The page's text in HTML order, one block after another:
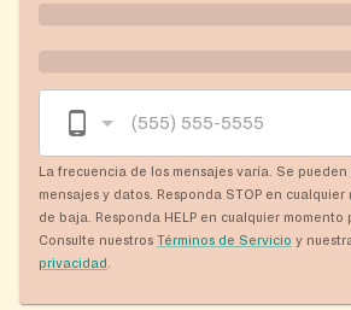
La frecuencia de los mensajes varía. Se
mensajes y datos. Responda STOP en
de baja. Responda HELP en cualquier momento
Consulte nuestros Términos de Servicio y
privacidad